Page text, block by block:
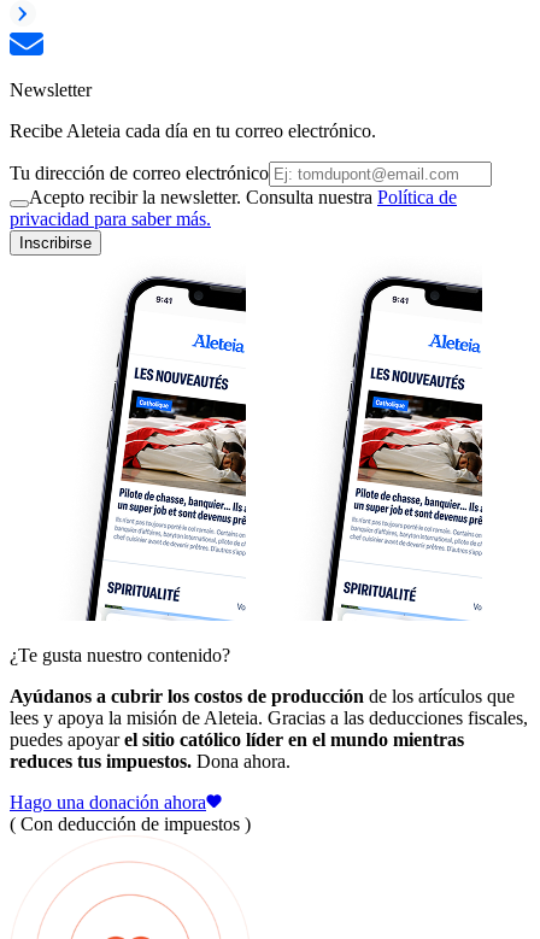
Newsletter
Recibe Aleteia cada día en tu correo electrónico.
Tu dirección de correo electrónico
Acepto recibir la newsletter. Consulta nuestra Política de
privacidad para saber más.
Inscribirse
¿Te gusta nuestro contenido?
Ayúdanos a cubrir los costos de producción de los artículos que
lees y apoya la misión de Aleteia. Gracias a las deducciones fiscales,
puedes apoyarel sitio católico líder en el mundo mientras
reduces tus impuestos. Dona ahora.
Hago una donación ahora
( Con deducción de impuestos )